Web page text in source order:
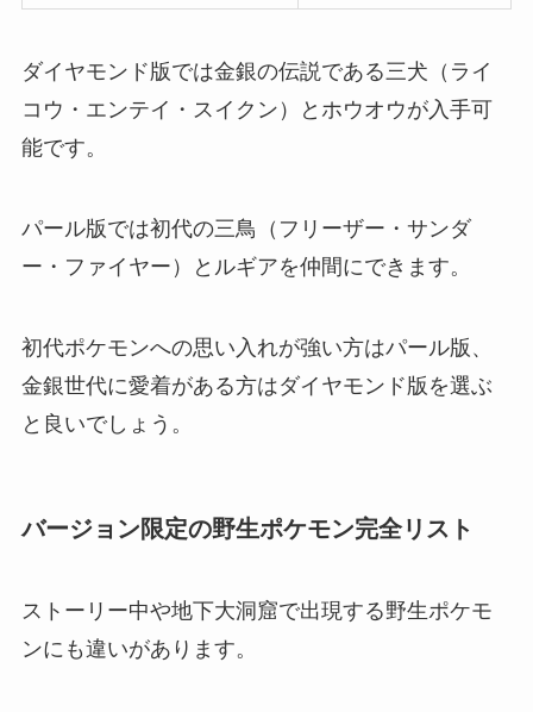
ダイヤモンド版では金銀の伝説である三犬（ライ
コウ・エンテイ・スイクン）とホウオウが入手可
能です。
パール版では初代の三鳥（フリーザー・サンダ
ー・ファイヤー）とルギアを仲間にできます。
初代ポケモンへの思い入れが強い方はパール版、
金銀世代に愛着がある方はダイヤモンド版を選ぶ
と良いでしょう。
バージョン限定の野生ポケモン完全リスト
ストーリー中や地下大洞窟で出現する野生ポケモ
ンにも違いがあります。